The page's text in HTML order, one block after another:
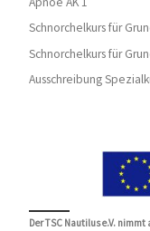
Schnorchelkurs für
Schnorchelkurs für
Ausschreibung
Der TSC Nautilus e.V.